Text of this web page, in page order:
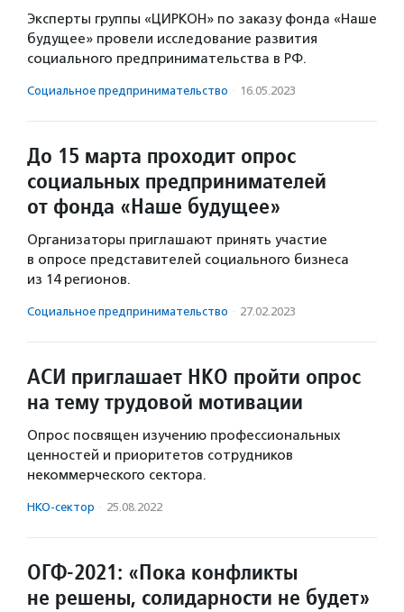
Эксперты группы «ЦИРКОН» по заказу фонда «Наше
будущее» провели исследование развития
социального предпринимательства в РФ.
Социальное предпри­нима­тель­ство · 16.05.2023
До 15 марта проходит опрос
социальных предпринимателей
от фонда «Наше будущее»
Организаторы приглашают принять участие
в опросе представителей социального бизнеса
из 14 регионов.
Социальное предпри­нима­тель­ство · 27.02.2023
АСИ приглашает НКО пройти опрос
на тему трудовой мотивации
Опрос посвящен изучению профессиональных
ценностей и приоритетов сотрудников
некоммерческого сектора.
НКО-сектор · 25.08.2022
ОГФ-2021: «Пока конфликты
не решены, солидарности не будет»